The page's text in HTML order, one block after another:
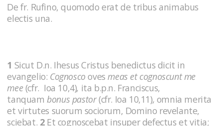
De fr. Rufino, quomodo erat de tribus animabus
electis una.
1 Sicut D.n. Ihesus Cristus benedictus dicit in
evangelio: Cognoscoovesmeas et cognoscunt me
mee(cfr. Ioa 10,4), ita b.p.n. Franciscus,
tanquambonus pastor(cfr. Ioa 10,11), omnia merita
et virtutes suorum sociorum, Domino revelante,
sciebat. 2Et cognoscebat insuper defectus et vitia;